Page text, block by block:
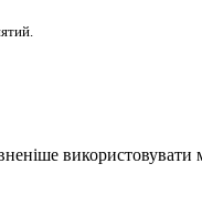
використовувати